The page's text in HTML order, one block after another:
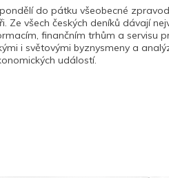
do pátku všeobecné
Ze všech českých deníků dávají
finančním trhům a servisu
i světovými byznysmeny a
událostí.